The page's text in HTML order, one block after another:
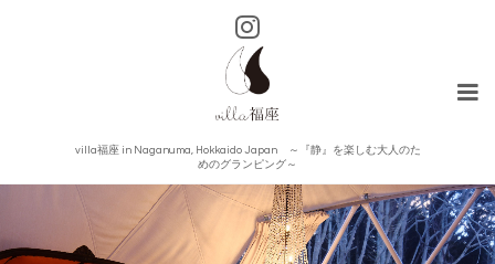
villa福座 in Naganuma, Hokkaido Japan ～『静』を楽しむ大人のた
めのグランピング～